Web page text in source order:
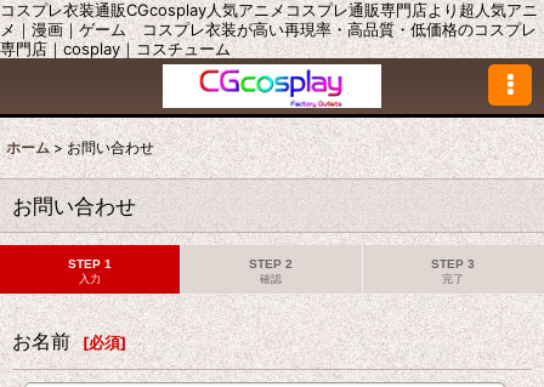
コスプレ衣装通販CGcosplay人気アニメコスプレ通販専門店より超人気アニ
メ｜漫画｜ゲーム コスプレ衣装が高い再現率・高品質・低価格のコスプレ
専門店｜cosplay｜コスチューム
ホーム > お問い合わせ
お問い合わせ
STEP 1
入力
STEP 2
確認
STEP 3
完了
お名前 [必須]